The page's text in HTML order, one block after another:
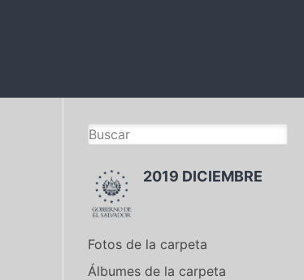
2019 DICIEMBRE
Fotos de la carpeta
Álbumes de la carpeta